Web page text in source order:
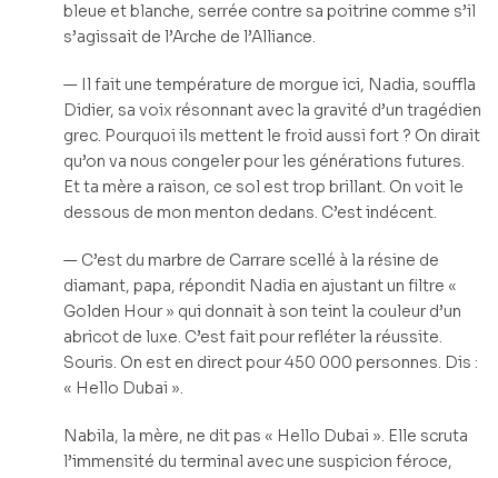
bleue et blanche, serrée contre sa poitrine comme s’il
s’agissait de l’Arche de l’Alliance.
— Il fait une température de morgue ici, Nadia, souffla
Didier, sa voix résonnant avec la gravité d’un tragédien
grec. Pourquoi ils mettent le froid aussi fort ? On dirait
qu’on va nous congeler pour les générations futures.
Et ta mère a raison, ce sol est trop brillant. On voit le
dessous de mon menton dedans. C’est indécent.
— C’est du marbre de Carrare scellé à la résine de
diamant, papa, répondit Nadia en ajustant un filtre «
Golden Hour » qui donnait à son teint la couleur d’un
abricot de luxe. C’est fait pour refléter la réussite.
Souris. On est en direct pour 450 000 personnes. Dis :
« Hello Dubai ».
Nabila, la mère, ne dit pas « Hello Dubai ». Elle scruta
l’immensité du terminal avec une suspicion féroce,